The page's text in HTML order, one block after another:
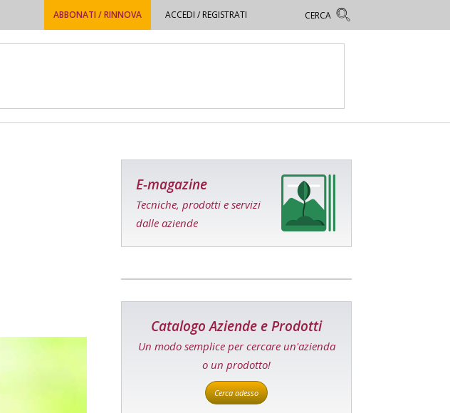
ABBONATI / RINNOVA ACCEDI / REGISTRATI
E-magazine
Tecniche, prodotti e servizi
dalle aziende
Catalogo Aziende e Prodotti
Un modo semplice per cercare un'azienda
o un prodotto!
Cerca adesso